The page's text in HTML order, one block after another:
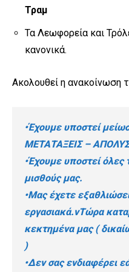
Τραμ
Τα Λεωφορεία και
κανονικά.
Ακολουθεί η ανακοίνωση
•Έχουμε υποστεί
ΜΕΤΑΤΑΞΕΙΣ –
•Έχουμε υποστεί όλες
μισθούς μας.
•Μας έχετε
εργασιακά.νΤώρα
κεκτημένα μας (
)
•Δεν σας ενδιαφέρει